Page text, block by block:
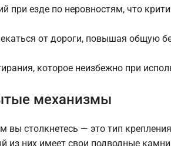
езде по неровностям, что
от дороги, повышая общую
которое неизбежно при
механизмы
вы столкнетесь — это тип
из них имеет свои подводные